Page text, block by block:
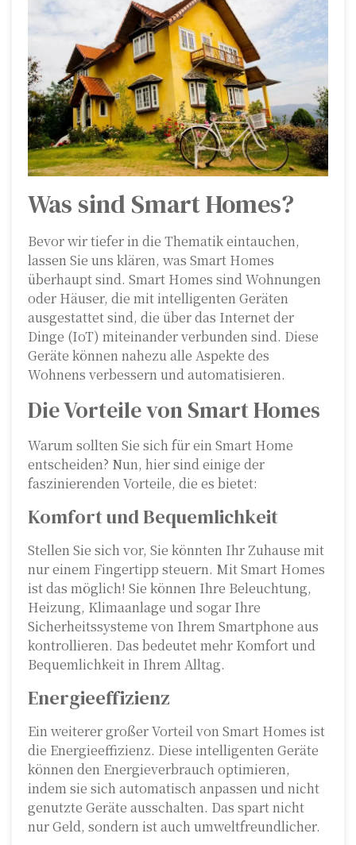
Was sind Smart Homes?
Bevor wir tiefer in die Thematik eintauchen,
lassen Sie uns klären, was Smart Homes
überhaupt sind. Smart Homes sind Wohnungen
oder Häuser, die mit intelligenten Geräten
ausgestattet sind, die über das Internet der
Dinge (IoT) miteinander verbunden sind. Diese
Geräte können nahezu alle Aspekte des
Wohnens verbessern und automatisieren.
Die Vorteile von Smart Homes
Warum sollten Sie sich für ein Smart Home
entscheiden? Nun, hier sind einige der
faszinierenden Vorteile, die es bietet:
Komfort und Bequemlichkeit
Stellen Sie sich vor, Sie könnten Ihr Zuhause mit
nur einem Fingertipp steuern. Mit Smart Homes
ist das möglich! Sie können Ihre Beleuchtung,
Heizung, Klimaanlage und sogar Ihre
Sicherheitssysteme von Ihrem Smartphone aus
kontrollieren. Das bedeutet mehr Komfort und
Bequemlichkeit in Ihrem Alltag.
Energieeffizienz
Ein weiterer großer Vorteil von Smart Homes ist
die Energieeffizienz. Diese intelligenten Geräte
können den Energieverbrauch optimieren,
indem sie sich automatisch anpassen und nicht
genutzte Geräte ausschalten. Das spart nicht
nur Geld, sondern ist auch umweltfreundlicher.